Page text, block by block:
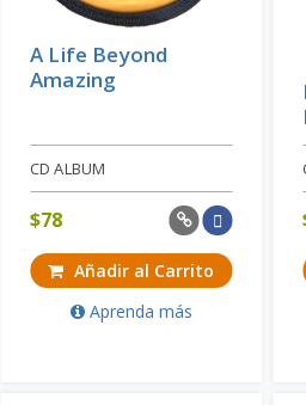
A Life Beyond
Amazing
CD ALBUM
$78
Añadir al Carrito
Aprenda más